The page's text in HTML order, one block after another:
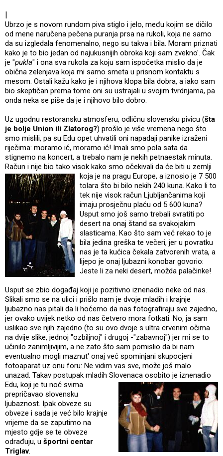
|
Ubrzo je s novom rundom piva stiglo i jelo, među kojim se dičilo
od mene naručena pečena puranja prsa na rukoli, koja ne samo
da su izgledala fenomenalno, nego su takva i bila. Moram priznati
kako je to bio jedan od najukusnijih obroka koji sam zvekno'. Čak
je "pukla" i ona sva rukola za koju sam ispočetka mislio da je
obična zelenjava koja mi samo smeta u prisnom kontaktu s
mesom. Ostali kažu kako je i njihova klopa bila dobra, a iako sam
bio skeptičan prema tome oni su ustrajali u svojim tvrdnjama, pa
onda neka se piše da je i njihovo bilo dobro.
Uz ugodnu restoransku atmosferu, odličnu slovensku pivicu (šta
je bolje Union ili Zlatorog?) prošlo je više vremena nego što
smo mislili, pa su Edu opet uhvatili oni napadaji panike izraženi
riječima: moramo ić, moramo ić! Imali smo pola sata da
stignemo na koncert, a trebalo nam je nekih petnaestak minuta.
Račun i nije bio tako visok kako smo očekivali da će biti u zemlji
koja je na pragu Europe, a iznosio je 7 500
tolara što bi bilo nekih 240 kuna. Kako li to
tek nije visok račun Ljubljančanima koji
imaju prosječnu plaću od 5 600 kuna?
Usput smo još samo trebali svratiti po
desert na onaj štand sa svakojakim
slasticama. Kao što sam već rekao to je
bila jedina greška te večeri, jer u povratku
nas je ta kućica čekala zatvorenih vrata, a
lijepo je onaj ljubazni konobar govorio:
Jeste li za neki desert, možda palačinke!
Usput se zbio događaj koji je pozitivno iznenadio neke od nas.
Slikali smo se na ulici i prišlo nam je dvoje mladih i krajnje
ljubazno nas pitali da li hoćemo da nas fotografiraju sve zajedno,
jer ovako uvijek netko od nas četvero mora fotkati. No, ja sam
uslikao sve njih zajedno (to su ovo dvoje s ultra crvenim očima
na dvije slike, jednoj "ozbiljnoj" i drugoj -"zabavnoj") jer mi se to
učinilo zanimljivijim, a ne zato što sam pomislio da bi nam
eventualno mogli maznut' onaj već spominjani skupocjeni
fotoaparat uz onu foru: Ne vidim vas sve, može još malo
unazad. Takav postupak mladih Slovenaca osobito je iznenadio
Edu, koji je tu noć svima
prepričavao slovensku
ljubaznost. Ipak obveze su
obveze i sada je već bilo krajnje
vrijeme da se zaputimo na
mjesto gdje se te obveze
odrađuju, u športni centar
Triglav.